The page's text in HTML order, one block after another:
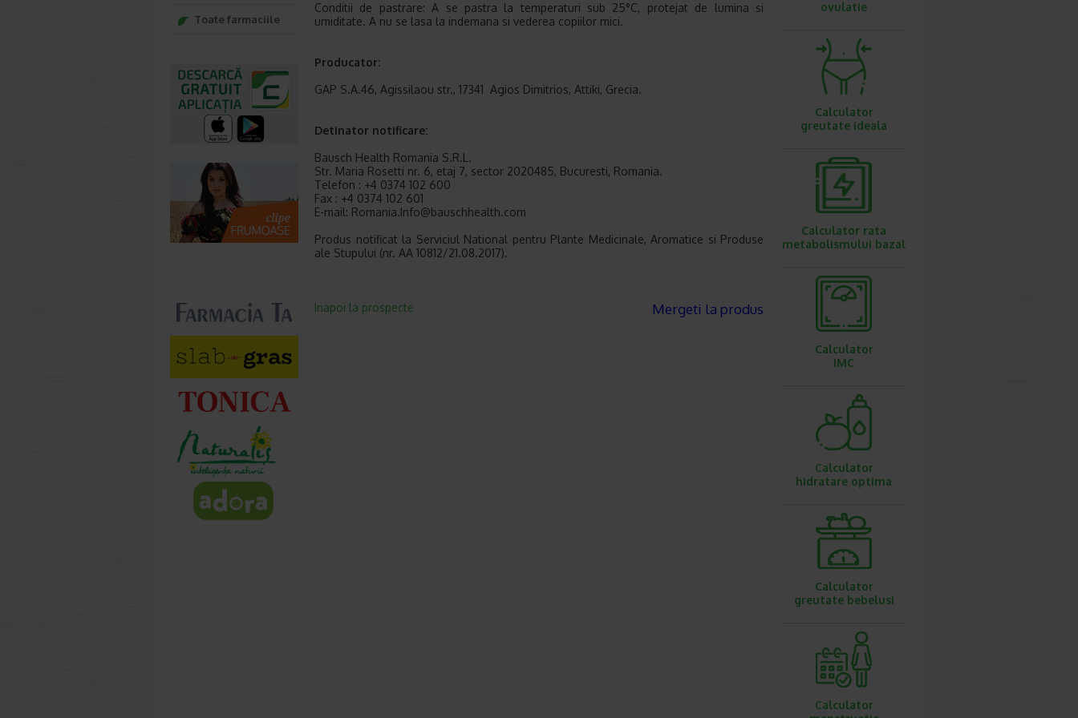
Conditii de pastrare: A se pastra la temperaturi sub 25°C, protejat de lumina si
umiditate. A nu se lasa la indemana si vederea copiilor mici.
Producator:
GAP S.A.46, Agissilaou str., 17341 Agios Dimitrios, Attiki, Grecia.
Detinator notificare:
Bausch Health Romania S.R.L.
Str. Maria Rosetti nr. 6, etaj 7, sector 2020485, Bucuresti, Romania.
Telefon : +4 0374 102 600
Fax : +4 0374 102 601
E-mail: Romania.Info@bauschhealth.com
Produs notificat la Serviciul National pentru Plante Medicinale, Aromatice si Produse
ale Stupului (nr. AA 10812/21.08.2017).
Inapoi la prospecte Mergeti la produs
Toate farmaciile
ovulatie
Calculator
greutate ideala
Calculator rata
metabolismului bazal
Calculator
IMC
Calculator
hidratare optima
Calculator
greutate bebelusi
Calculator